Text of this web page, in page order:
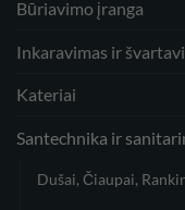
Būriavimo įranga
Inkaravimas ir
Kateriai
Santechnika ir
Dušai, Čiaupai,